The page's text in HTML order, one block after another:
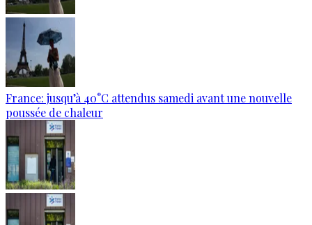
France: jusqu’à 40°C attendus samedi avant une nouvelle
poussée de chaleur